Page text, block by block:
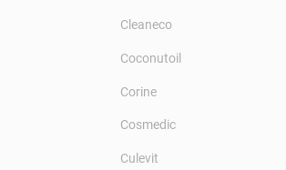
Cleaneco
Coconutoil
Corine
Cosmedic
Culevit